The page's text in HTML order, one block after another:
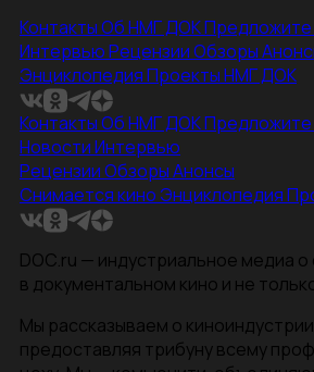
КонтактыОб НМГ ДОК
ИнтервьюРецензииОбзоры
ЭнциклопедияПроекты НМГ ДОК
КонтактыОб НМГ ДОК
НовостиИнтервью
РецензииОбзорыАнонсы
Снимается кино Энциклопедия
DOC.ru — индустриальное медиа
в документальном кино и не
Мы рассказываем о
предоставляя трибуну всему